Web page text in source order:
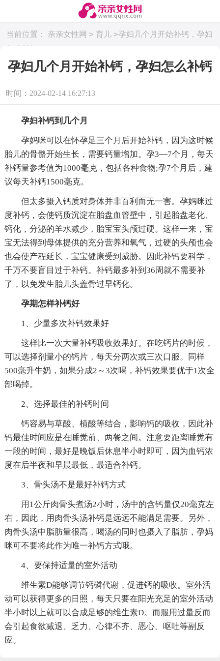
当前位置： 亲亲女性网 > 育儿 >孕妇几个月开始补钙，孕妇
怎么补钙
孕妇几个月开始补钙，孕妇怎么补钙
时间：2024-02-14 16:27:13
孕妇补钙到几个月
孕妈咪可以在怀孕足三个月后开始补钙，因为这时候
胎儿的骨骼开始生长，需要钙量增加。孕3—7个月，每天
补钙量参考值为1000毫克，包括各种食物;孕7个月后，建
议每天补钙1500毫克。
但太多摄入钙质对身体并非百利而无一害。孕妈咪过
度补钙，会使钙质沉淀在胎盘血管壁中，引起胎盘老化、
钙化，分泌的羊水减少，胎宝宝头颅过硬。这样一来，宝
宝无法得到母体提供的充分营养和氧气，过硬的头颅也会
也会使产程延长，宝宝健康受到威胁。因此补钙要科学，
千万不要盲目过于补钙。补钙最多补到36周就不需要补
了，以免发生胎儿头盖骨过早钙化。
孕期怎样补钙好
1、少量多次补钙效果好
这样比一次大量补钙吸收效果好。在吃钙片的时候，
可以选择剂量小的钙片，每天分两次或三次口服。同样
500毫升牛奶，如果分成2～3次喝，补钙效果要优于1次全
部喝掉。
2、选择最佳的补钙时间
钙容易与草酸、植酸等结合，影响钙的吸收，因此补
钙最佳时间应是在睡觉前、两餐之间。注意要距离睡觉有
一段的时间，最好是晚饭后休息半小时即可，因为血钙浓
度在后半夜和早晨最低，最适合补钙。
3、骨头汤不是最好补钙方式
用1公斤肉骨头煮汤2小时，汤中的含钙量仅20毫克左
右，因此，用肉骨头汤补钙是远远不能满足需要。另外，
肉骨头汤中脂肪量很高，喝汤的同时也摄入了脂肪，孕妈
咪可不要将此作为唯一补钙方式哦。
4、要保持适量的室外活动
维生素D能够调节钙磷代谢，促进钙的吸收。室外活
动可以获得更多的日照，每天只要在阳光充足的室外活动
半小时以上就可以合成足够的维生素D。而服用过量反而
会引起食欲减退、乏力、心律不齐、恶心、呕吐等副反
应。